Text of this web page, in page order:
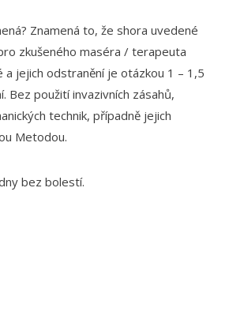
Znamená to, že shora uvedené
zkušeného maséra / terapeuta
a jejich odstranění je otázkou 1 – 1,5
Bez použití invazivních zásahů,
technik, případně jejich
Metodou.
bez bolestí.